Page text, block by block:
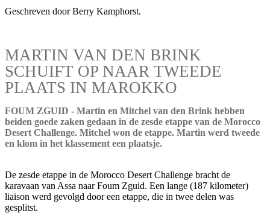
Geschreven door Berry Kamphorst.
MARTIN VAN DEN BRINK
SCHUIFT OP NAAR TWEEDE
PLAATS IN MAROKKO
FOUM ZGUID - Martin en Mitchel van den Brink hebben
beiden goede zaken gedaan in de zesde etappe van de Morocco
Desert Challenge. Mitchel won de etappe. Martin werd tweede
en klom in het klassement een plaatsje.
De zesde etappe in de Morocco Desert Challenge bracht de
karavaan van Assa naar Foum Zguid. Een lange (187 kilometer)
liaison werd gevolgd door een etappe, die in twee delen was
gesplitst.